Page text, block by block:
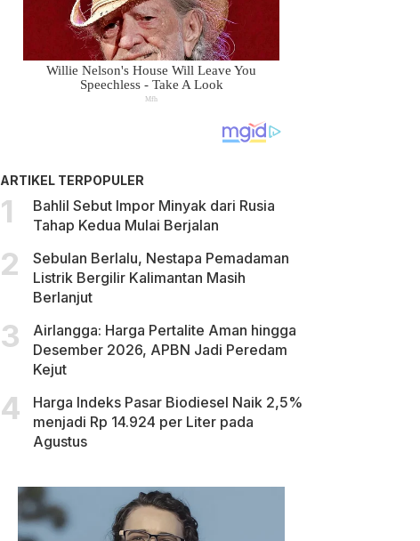
ARTIKEL TERPOPULER
Bahlil Sebut Impor Minyak dari Rusia
Tahap Kedua Mulai Berjalan
Sebulan Berlalu, Nestapa Pemadaman
Listrik Bergilir Kalimantan Masih
Berlanjut
Airlangga: Harga Pertalite Aman hingga
Desember 2026, APBN Jadi Peredam
Kejut
Harga Indeks Pasar Biodiesel Naik 2,5%
menjadi Rp 14.924 per Liter pada
Agustus